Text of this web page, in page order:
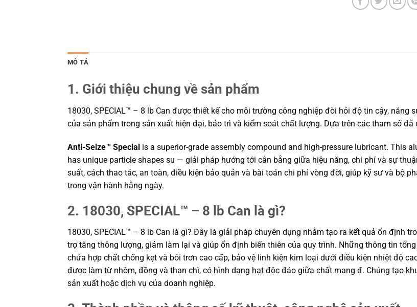
MÔ TẢ
1. Giới thiệu chung về sản phẩm
18030, SPECIAL™ – 8 lb Can được thiết kế cho môi trường công nghiệp đòi hỏi độ tin cậy, năng
của sản phẩm trong sản xuất hiện đại, bảo trì và kiểm soát chất lượng. Dựa trên các tham số đã
Anti-Seize™ Special is a superior-grade assembly compound and high-pressure lubricant. This
has unique particle shapes su — giải pháp hướng tới cân bằng giữa hiệu năng, chi phí và sự
suất, cách thao tác, an toàn, điều kiện bảo quản và bài toán chi phí vòng đời, giúp kỹ sư và bộ
trong vận hành hằng ngày.
2. 18030, SPECIAL™ – 8 lb Can là gì?
18030, SPECIAL™ – 8 lb Can là gì? Đây là giải pháp chuyên dụng nhằm tạo ra kết quả ổn định
trợ tăng thông lượng, giảm làm lại và giúp ổn định biến thiên của quy trình. Những thông tin
chứa hợp chất chống kẹt và bôi trơn cao cấp, bảo vệ linh kiện kim loại dưới điều kiện nhiệt độ
được làm từ nhôm, đồng và than chì, có hình dạng hạt độc đáo giữa chất mang đ. Chúng tạo
sản xuất hoặc dịch vụ của doanh nghiệp.